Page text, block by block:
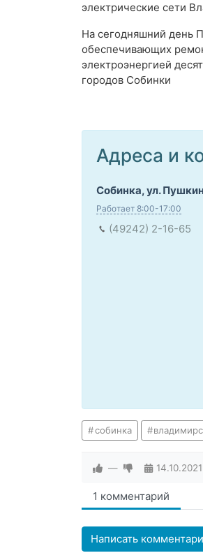
электрические сети
На сегодняшний день
обеспечивающих
электроэнергией
городов Собинки
Адреса и
Собинка, ул.
Работает 8:00-17:00
(49242) 2-16-65
собинка
— 14.10.2021
1 комментарий
Написать